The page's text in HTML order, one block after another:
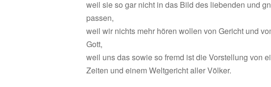
weil sie so gar nicht in das Bild des liebenden und
passen,
weil wir nichts mehr hören wollen von Gericht und
Gott,
weil uns das sowie so fremd ist die Vorstellung von
Zeiten und einem Weltgericht aller Völker.